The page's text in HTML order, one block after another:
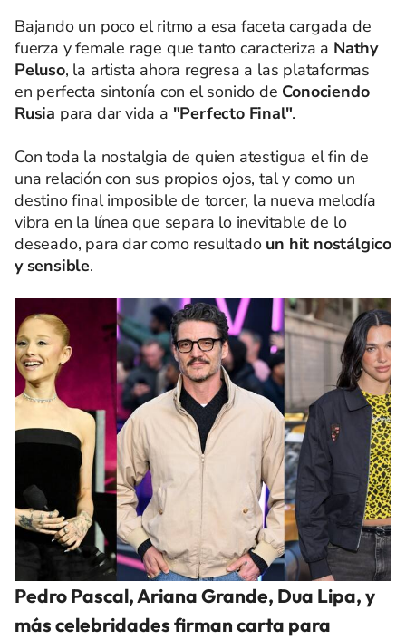
Bajando un poco el ritmo a esa faceta cargada de
fuerza y female rage que tanto caracteriza a Nathy
Peluso, la artista ahora regresa a las plataformas
en perfecta sintonía con el sonido de Conociendo
Rusia para dar vida a "Perfecto Final".
Con toda la nostalgia de quien atestigua el fin de
una relación con sus propios ojos, tal y como un
destino final imposible de torcer, la nueva melodía
vibra en la línea que separa lo inevitable de lo
deseado, para dar como resultado un hit nostálgico
y sensible.
Pedro Pascal, Ariana Grande, Dua Lipa, y
más celebridades firman carta para